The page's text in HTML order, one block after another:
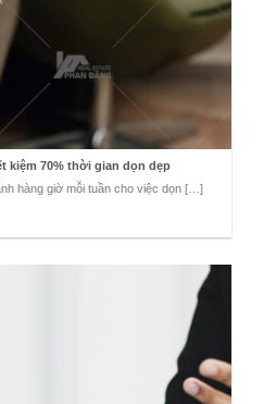
kiệm 70% thời gian dọn dẹp
hàng giờ mỗi tuần cho việc dọn […]